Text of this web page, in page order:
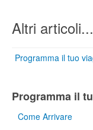
Altri articoli...
Programma il tuo
Programma il
Come Arrivare